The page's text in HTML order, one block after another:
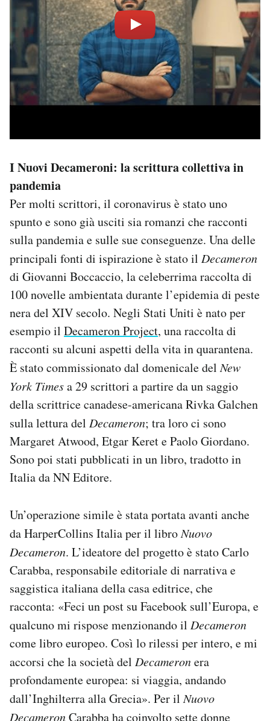
I Nuovi Decameroni: la scrittura collettiva in
pandemia
Per molti scrittori, il coronavirus è stato uno
spunto e sono già usciti sia romanzi che racconti
sulla pandemia e sulle sue conseguenze. Una delle
principali fonti di ispirazione è stato il Decameron
di Giovanni Boccaccio, la celeberrima raccolta di
100 novelle ambientata durante l’epidemia di peste
nera del XIV secolo. Negli Stati Uniti è nato per
esempio il Decameron Project, una raccolta di
racconti su alcuni aspetti della vita in quarantena.
È stato commissionato dal domenicale delNew
York Timesa 29 scrittori a partire da un saggio
della scrittrice canadese-americana Rivka Galchen
sulla lettura del Decameron; tra loro ci sono
Margaret Atwood, Etgar Keret e Paolo Giordano.
Sono poi stati pubblicati in un libro, tradotto in
Italia da NN Editore.
Un’operazione simile è stata portata avanti anche
da HarperCollins Italia per il libroNuovo
Decameron. L’ideatore del progetto è stato Carlo
Carabba, responsabile editoriale di narrativa e
saggistica italiana della casa editrice, che
racconta: «Feci un post su Facebook sull’Europa, e
qualcuno mi rispose menzionando il Decameron
come libro europeo. Così lo rilessi per intero, e mi
accorsi che la società del Decameronera
profondamente europea: si viaggia, andando
dall’Inghilterra alla Grecia». Per ilNuovo
DecameronCarabba ha coinvolto sette donne